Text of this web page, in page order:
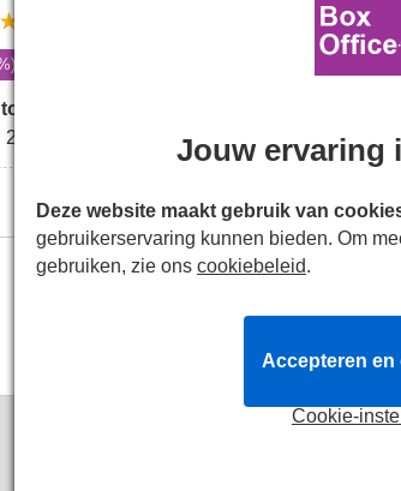
2hr 45min. Incl. 1 interval.
Meer info
Jouw ervaring
Deze website maakt gebruik van
gebruikerservaring kunnen bieden. Om
gebruiken, zie ons cookiebeleid.
Cookie-
Accepteren en